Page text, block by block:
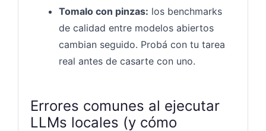
Tomalo con pinzas: los benchmarks
de calidad entre modelos abiertos
cambian seguido. Probá con tu tarea
real antes de casarte con uno.
Errores comunes al ejecutar
LLMs locales (y cómo